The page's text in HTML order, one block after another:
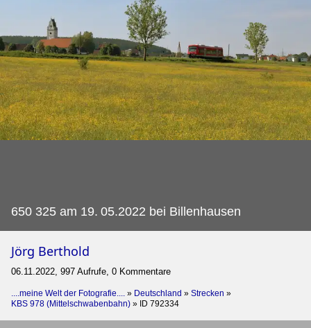
650 325 am 19. 05.2022 bei Billenhausen
Jörg Berthold
06.11.2022, 997 Aufrufe, 0 Kommentare
....meine Welt der Fotografie.... » Deutschland » Strecken »
KBS 978 (Mittelschwabenbahn) » ID 792334